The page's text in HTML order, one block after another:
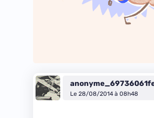
Le 28/08/2014 à 08h48